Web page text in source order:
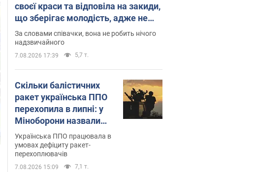
своєї краси та відповіла на закиди,
що зберігає молодість, адже не
має дітей
За словами співачки, вона не робить нічого
надзвичайного
7.08.2026 17:39 5,7 т.
Скільки балістичних
ракет українська ППО
перехопила в липні: у
Міноборони назвали
цифру
Українська ППО працювала в
умовах дефіциту ракет-
перехоплювачів
7.08.2026 15:09 7,1 т.